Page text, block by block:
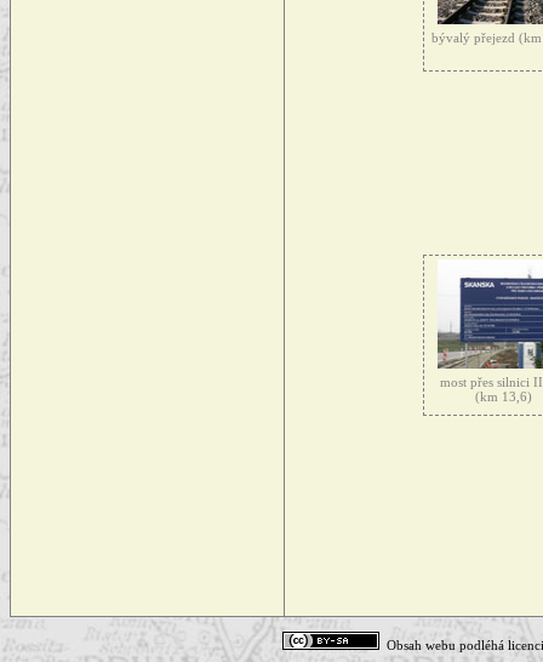
bývalý přejezd
most přes silnici
(km 13,6)
Obsah webu podléhá